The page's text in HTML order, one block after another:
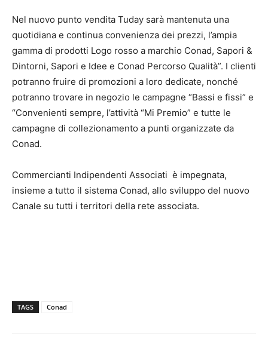
Nel nuovo punto vendita Tuday sarà mantenuta una
quotidiana e continua convenienza dei prezzi, l’ampia
gamma di prodotti Logo rosso a marchio Conad, Sapori &
Dintorni, Sapori e Idee e Conad Percorso Qualità”. I clienti
potranno fruire di promozioni a loro dedicate, nonché
potranno trovare in negozio le campagne “Bassi e fissi” e
“Convenienti sempre, l’attività “Mi Premio” e tutte le
campagne di collezionamento a punti organizzate da
Conad.
Commercianti Indipendenti Associati è impegnata,
insieme a tutto il sistema Conad, allo sviluppo del nuovo
Canale su tutti i territori della rete associata.
TAGS Conad